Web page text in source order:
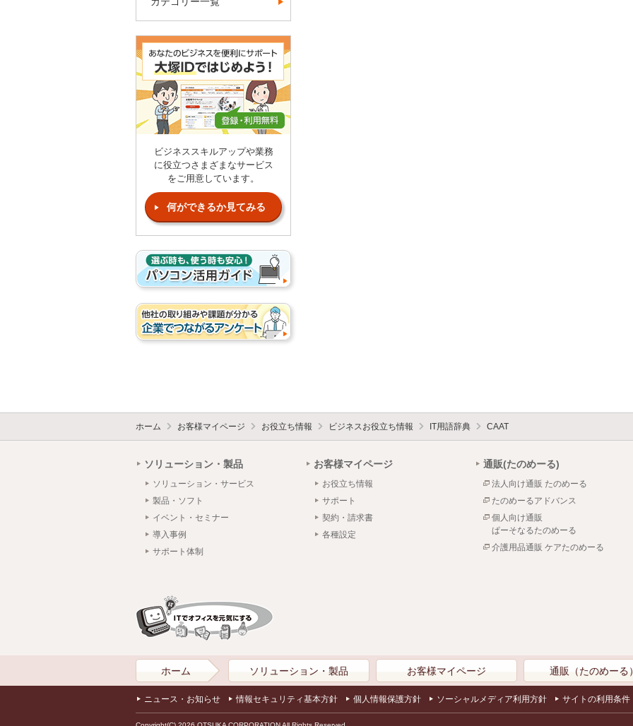
ビジネススキルアップや業務
に役立つさまざまなサービス
をご用意しています。
何ができるか見てみる
ホーム お客様マイページ お役立ち情報 ビジネスお役立ち情報 IT用語辞典 CAAT
ソリューション・製品
ソリューション・サービス
製品・ソフト
イベント・セミナー
導入事例
サポート体制
お客様マイページ
お役立ち情報
サポート
契約・請求書
各種設定
通販(たのめーる)
法人向け通販 たのめーる
たのめーるアドバンス
個人向け通販
ぱーそなるたのめーる
介護用品通販 ケアたのめーる
ホーム ソリューション・製品 お客様マイページ 通販（たのめーる
ニュース・お知らせ 情報セキュリティ基本方針 個人情報保護方針 ソーシャルメディア利用方針 サイトの利用条件